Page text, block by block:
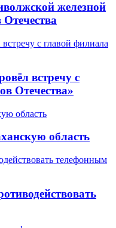
железной
встречу с
Отечества»
область